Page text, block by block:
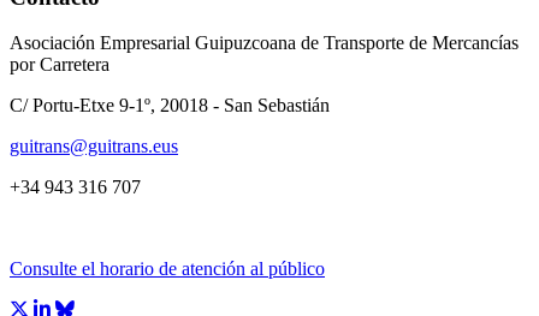
Asociación Empresarial Guipuzcoana de Transporte de Mercancías
por Carretera
C/ Portu-Etxe 9-1º, 20018 - San Sebastián
guitrans@guitrans.eus
+34 943 316 707
Consulte el horario de atención al público